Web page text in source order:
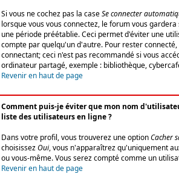
Si vous ne cochez pas la caseSe connecter
lorsque vous vous connectez, le forum vous
une période préétablie. Ceci permet d'éviter une
compte par quelqu'un d'autre. Pour rester connecté,
connectant; ceci n'est pas recommandé si vous
ordinateur partagé, exemple : bibliothèque,
Revenir en haut de page
Comment puis-je éviter que mon nom
liste des utilisateurs en ligne ?
Dans votre profil, vous trouverez une optionCacher
choisissezOui, vous n'apparaîtrez qu'uniquement
ou vous-même. Vous serez compté comme un
Revenir en haut de page